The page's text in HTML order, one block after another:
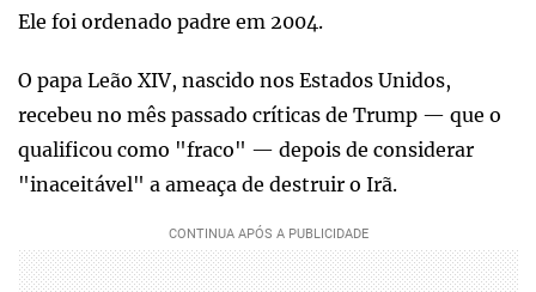
Ele foi ordenado padre em 2004.
O papa Leão XIV, nascido nos Estados Unidos,
recebeu no mês passado críticas de Trump — que o
qualificou como "fraco" — depois de considerar
"inaceitável" a ameaça de destruir o Irã.